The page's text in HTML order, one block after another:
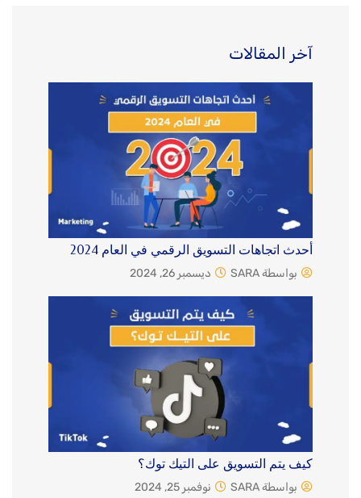
آخر المقالات
أحدث اتجاهات التسويق الرقمي في العام 2024
بواسطة SARA ديسمبر 26, 2024
كيف يتم التسويق على التيك توك؟
بواسطة SARA نوفمبر 25, 2024